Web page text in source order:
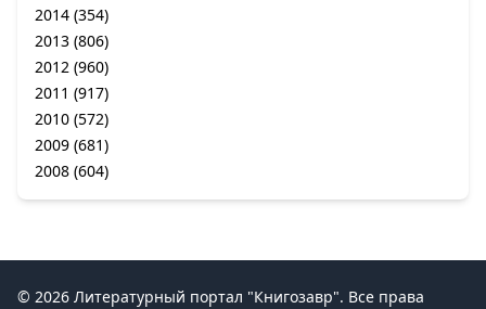
2014 (354)
2013 (806)
2012 (960)
2011 (917)
2010 (572)
2009 (681)
2008 (604)
© 2026 Литературный портал "Книгозавр". Все права